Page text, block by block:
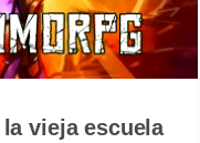
vieja escuela